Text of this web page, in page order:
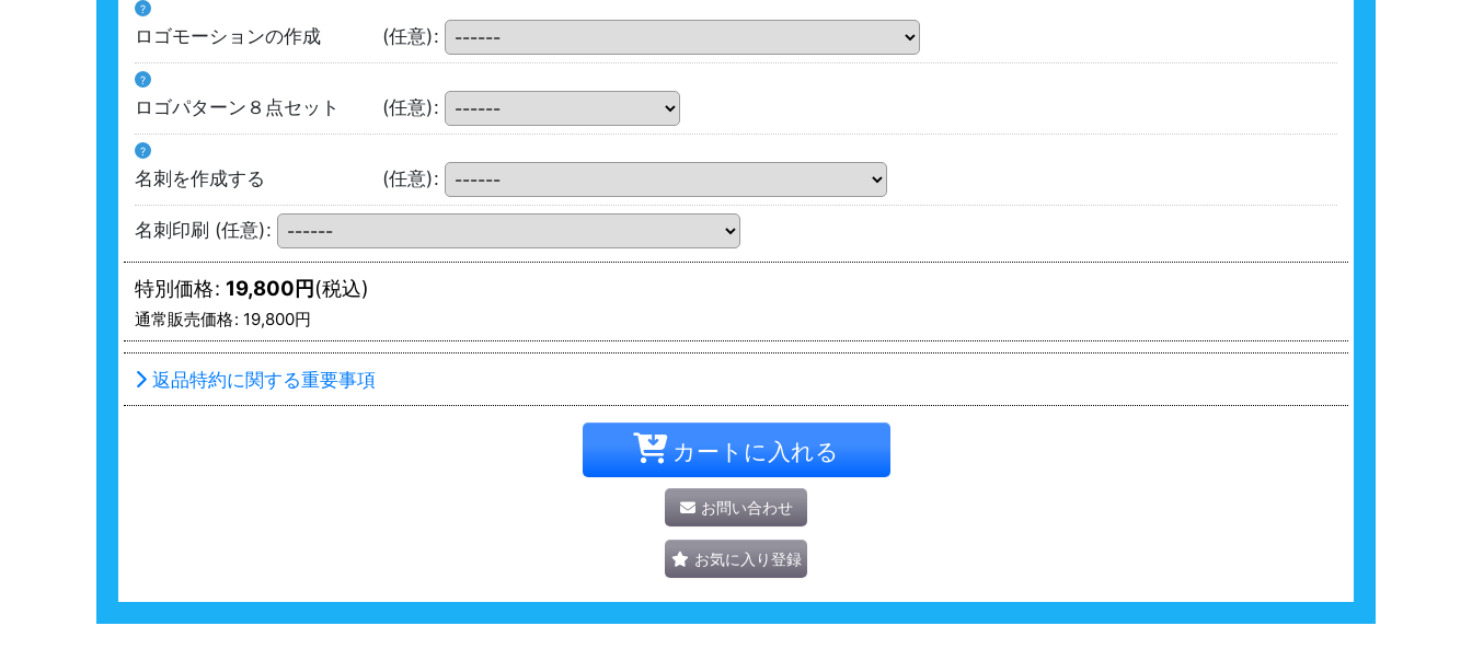
?
ロゴモーションの作成 (任意):
?
ロゴパターン８点セット (任意):
?
名刺を作成する (任意):
名刺印刷 (任意):
特別価格: 19,800円(税込)
通常販売価格: 19,800円
返品特約に関する重要事項
カートに入れる
お問い合わせ
お気に入り登録